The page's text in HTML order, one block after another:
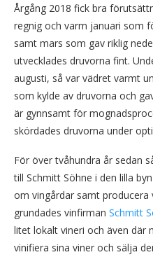
Årgång 2018 fick bra
regnig och varm januari som
samt mars som gav riklig
utvecklades druvorna fint.
augusti, så var vädret varmt
som kylde av druvorna och
är gynnsamt för
skördades druvorna under
För över tvåhundra år sedan
till Schmitt Söhne i den lilla
om vingårdar samt producera
grundades vinfirman Schmitt
litet lokalt vineri och även där
vinifiera sina viner och sälja